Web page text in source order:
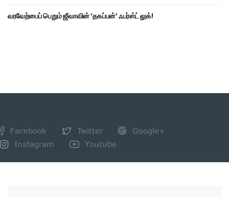
வரவேற்பைப் பெறும் ஜீவாவின் ‘தகப்பன்’ ஃபர்ஸ்ட் லுக்!
Facebook Twitter
Google+
Instagram
Youtube